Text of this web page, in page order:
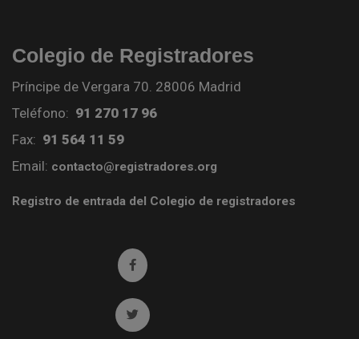
Colegio de Registradores
Príncipe de Vergara 70. 28006 Madrid
Teléfono: 91 270 17 96
Fax: 91 564 11 59
Email: contacto@registradores.org
Registro de entrada del Colegio de registradores
Ir a facebook (abre en ventana nueva)
Ir a twitter (abre en ventana nueva)